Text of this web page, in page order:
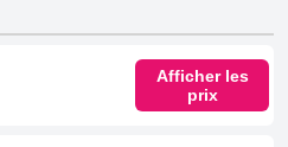
Afficher les
prix